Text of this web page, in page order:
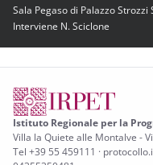
Sala Pegaso di Palazzo
Interviene N. Sciclone
Istituto Regionale per la
Villa la Quiete alle Montalve -
Tel +39 55 459111 ·